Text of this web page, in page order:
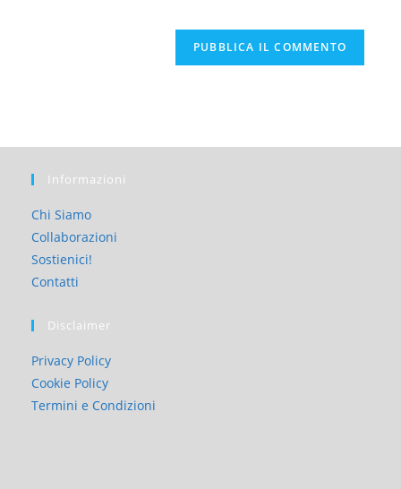
Informazioni
Chi Siamo
Collaborazioni
Sostienici!
Contatti
Disclaimer
Privacy Policy
Cookie Policy
Termini e Condizioni